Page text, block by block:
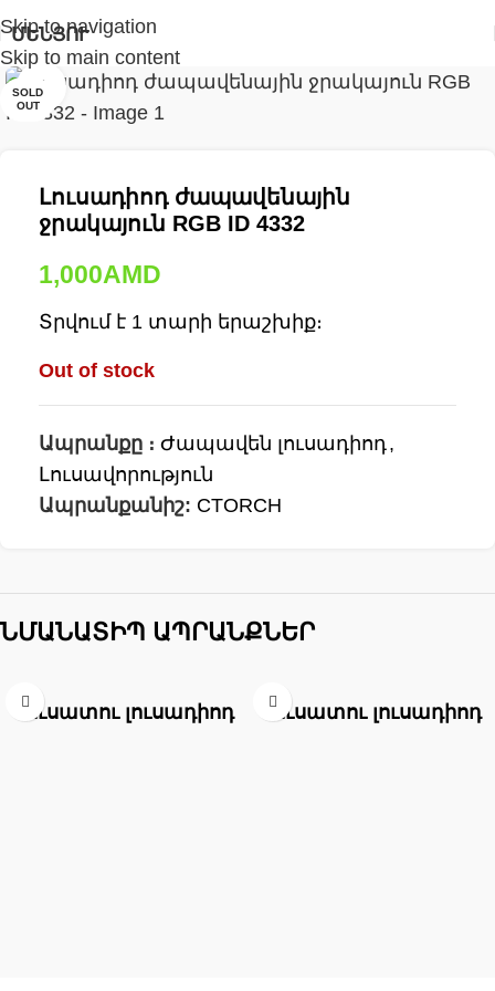
Skip to navigation
Skip to main content
ՄԵՆՅՈՒ
SOLD
OUT
Click to enlarge
Լուսադիոդ ժապավենային
ջրակայուն RGB ID 4332
1,000AMD
Տրվում է 1 տարի երաշխիք։
Out of stock
Ապրանքը ։ Ժապավեն լուսադիոդ,
Լուսավորություն
Ապրանքանիշ: CTORCH
ՆՄԱՆԱՏԻՊ ԱՊՐԱՆՔՆԵՐ
Լուսատու լուսադիոդ
Լուսատու լուսադիոդ